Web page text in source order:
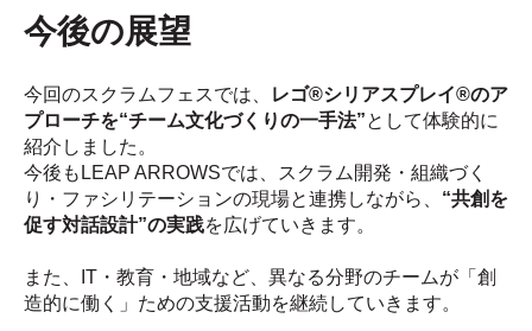
今後の展望
今回のスクラムフェスでは、
レゴ®シリアスプレイ®のア
プローチを“チーム文化づくりの一手法”として体験的に
紹介しました。
今後もLEAP ARROWSでは、スクラム開発・組織づく
り・ファシリテーションの現場と連携しながら、 “共創を
促す対話設計”の実践を広げていきます。
また、IT・教育・地域など、異なる分野のチームが「創
造的に働く」ための支援活動を継続していきます。